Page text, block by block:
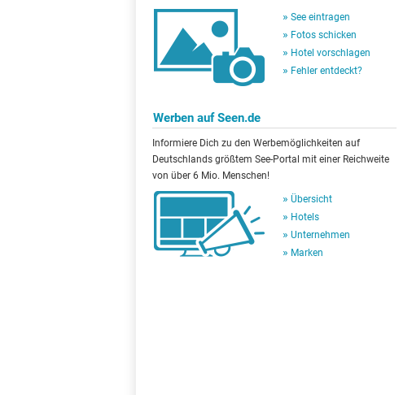
See eintragen
Fotos schicken
Hotel vorschlagen
Fehler entdeckt?
Werben auf Seen.de
Informiere Dich zu den Werbemöglichkeiten auf
Deutschlands größtem See-Portal mit einer Reichweite
von über 6 Mio. Menschen!
Übersicht
Hotels
Unternehmen
Marken